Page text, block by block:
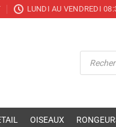
LUNDI AU VENDREDI
Recherche
OISEAUX